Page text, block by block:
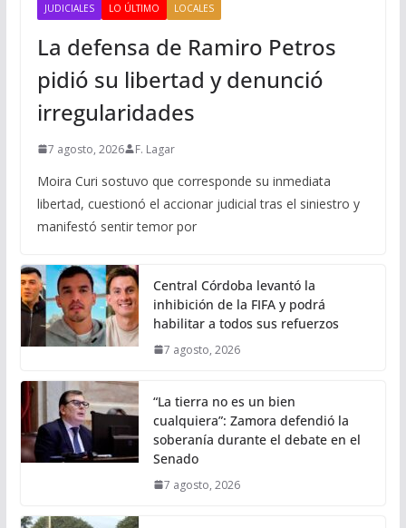
JUDICIALES LO ÚLTIMO LOCALES
La defensa de Ramiro Petros
pidió su libertad y denunció
irregularidades
7 agosto, 2026 F. Lagar
Moira Curi sostuvo que corresponde su inmediata
libertad, cuestionó el accionar judicial tras el siniestro y
manifestó sentir temor por
Central Córdoba levantó la
inhibición de la FIFA y podrá
habilitar a todos sus refuerzos
7 agosto, 2026
“La tierra no es un bien
cualquiera”: Zamora defendió la
soberanía durante el debate en el
Senado
7 agosto, 2026